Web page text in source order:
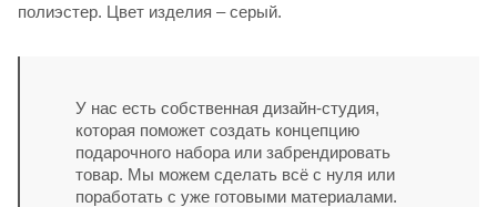
полиэстер. Цвет изделия – серый.
У нас есть собственная дизайн-студия,
которая поможет создать концепцию
подарочного набора или забрендировать
товар. Мы можем сделать всё с нуля или
поработать с уже готовыми материалами.